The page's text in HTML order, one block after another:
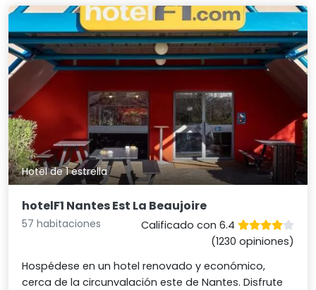
Hotel de 1 estrella
hotelF1 Nantes Est La Beaujoire
57 habitaciones
Calificado con 6.4
(1230 opiniones)
Hospédese en un hotel renovado y económico,
cerca de la circunvalación este de Nantes. Disfrute